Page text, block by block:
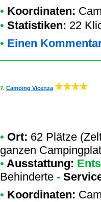
• Koordinaten:
• Statistiken: 22
• Einen
7. Camping Vicenza
• Ort: 62 Plätze
ganzen
• Ausstattung:
Behinderte -
• Koordinaten: